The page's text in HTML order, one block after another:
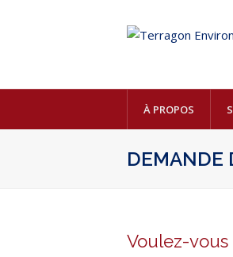
À PROPOS
DEMANDE
Voulez-vous